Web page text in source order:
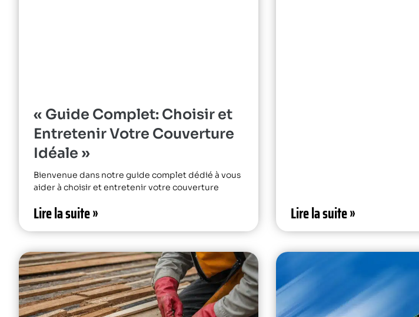
« Guide Complet: Choisir et
Entretenir Votre Couverture
Idéale »
Bienvenue dans notre guide complet dédié à vous
aider à choisir et entretenir votre couverture
Lire la suite » Lire la suite »